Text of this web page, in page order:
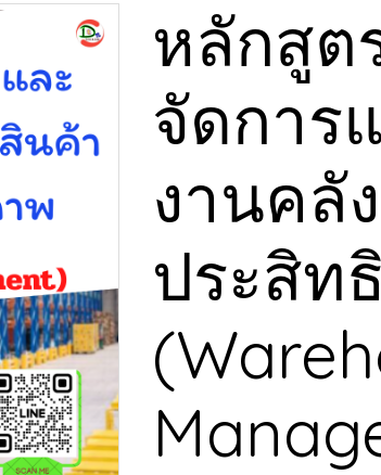
หลักสูต
จัดการ
งานคลั
ประสิท